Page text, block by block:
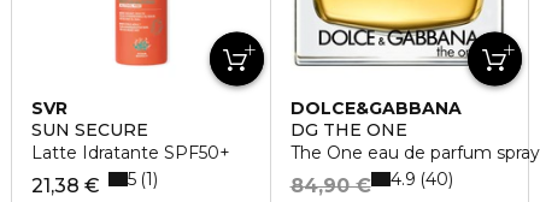
SVR
SUN SECURE
Latte Idratante SPF50+
21,38 €
5 1
DOLCE&GABBANA
DG THE ONE
The One eau de parfum spray
84,90 € 4.9 40